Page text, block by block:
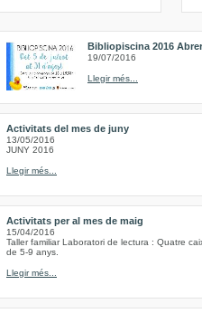
Bibliopiscina 2016
19/07/2016
Llegir més...
Activitats del mes de juny
13/05/2016
JUNY 2016
Llegir més...
Activitats per al mes de maig
15/04/2016
Taller familiar Laboratori de lectura : Quatre
de 5-9 anys.
Llegir més...